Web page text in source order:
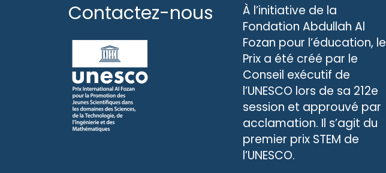
Contactez-nous
À l’initiative de la
Fondation Abdullah Al
Fozan pour l’éducation, le
Prix a été créé par le
Conseil exécutif de
l’UNESCO lors de sa 212e
session et approuvé par
acclamation. Il s’agit du
premier prix STEM de
l’UNESCO.